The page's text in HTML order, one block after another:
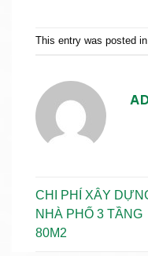
This entry was posted in
CHI PHÍ XÂY
NHÀ PHỐ 3 TẦNG
80M2